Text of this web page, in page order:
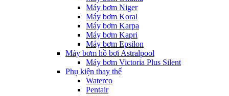
Máy bơm Niger
Máy bơm Koral
Máy bơm Karpa
Máy bơm Kapri
Máy bơm Epsilon
Máy bơm hồ bơi Astralpool
Máy bơm Victoria Plus Silent
Phụ kiện thay thế
Waterco
Pentair